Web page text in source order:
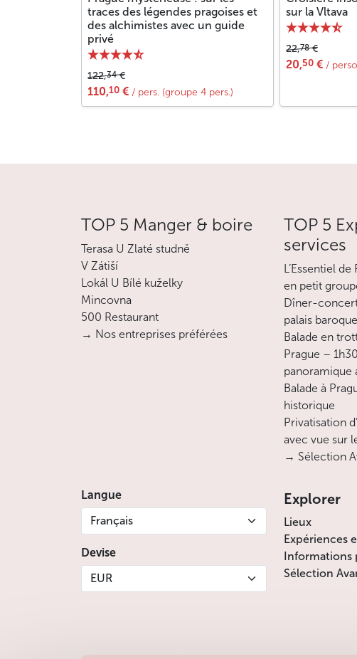
traces des légendes pragoises et
des alchimistes avec un guide
privé
122,34€
110,10 € / pers. (groupe 4 pers.)
sur la Vltava
22,78€
20,50 € /
TOP 5 Manger & boire
Terasa U Zlaté studně
V Zátiší
Lokál U Bílé kuželky
Mincovna
500 Restaurant
→ Nos entreprises préférées
TOP 5
services
L’Essentiel
en petit
Dîner-
palais
Balade en
Prague –
panoramique
Balade à
historique
Privatisation
avec vue sur
→ Sélection
Langue
Français
Devise
EUR
Explorer
Lieux
Expériences
Informations
Sélection